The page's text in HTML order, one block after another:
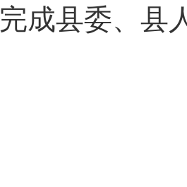
完成县委、县